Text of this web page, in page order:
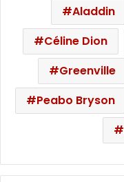
Aladdin
Céline Dion
Greenville
Peabo Bryson